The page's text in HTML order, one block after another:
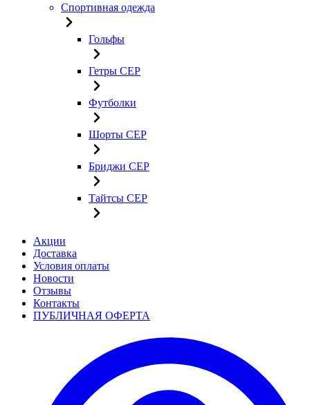
Спортивная одежда
Гольфы
Гетры CEP
Футболки
Шорты CEP
Бриджи CEP
Тайтсы CEP
Акции
Доставка
Условия оплаты
Новости
Отзывы
Контакты
ПУБЛИЧНАЯ ОФЕРТА